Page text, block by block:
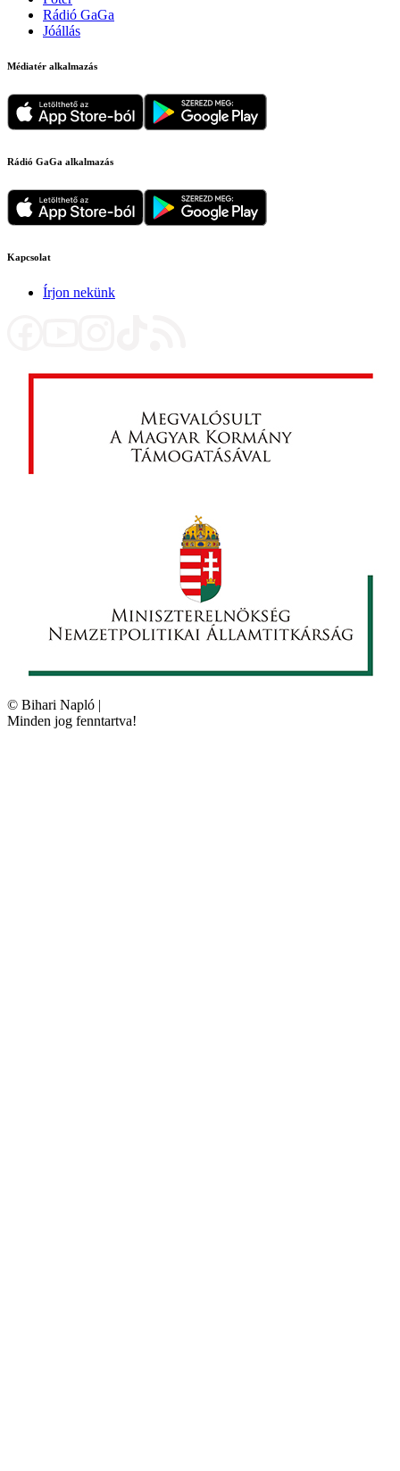
Rádió GaGa
Jóállás
Médiatér alkalmazás
Rádió GaGa alkalmazás
Kapcsolat
Írjon nekünk
© Bihari Napló |
Minden jog fenntartva!